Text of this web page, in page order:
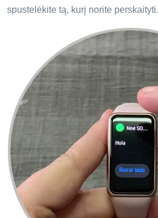
spustelėkite tą, kurį norite perskaityti.